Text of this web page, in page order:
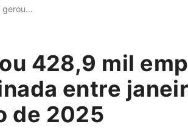
gerou…
428,9 mil
entre
de 2025